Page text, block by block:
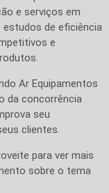
e serviços em
de eficiência
e
Ar Equipamentos
da concorrência
seu
clientes.
para ver mais
sobre o tema